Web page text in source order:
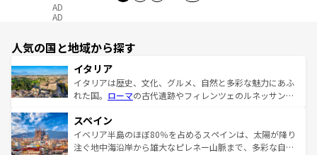
AD
AD
人気の国と地域から探す
イタリア
イタリアは歴史、文化、グルメ、自然と多彩な魅力にあふ
れた国。 ローマの古代遺跡やフィレンツェのルネッサンス
ろん、トスカーナの美しい田園風景やアマルフィ海岸の絶
景など、自然景観も見逃せない。観光の合間には、本場の
ピザやパスタなど、絶品のイタリア料理を堪能することも
スペイン
イベリア半島のほぼ80％を占めるスペインは、太陽が降り
注ぐ地中海沿岸から雄大なピレネー山脈まで、多彩な自然